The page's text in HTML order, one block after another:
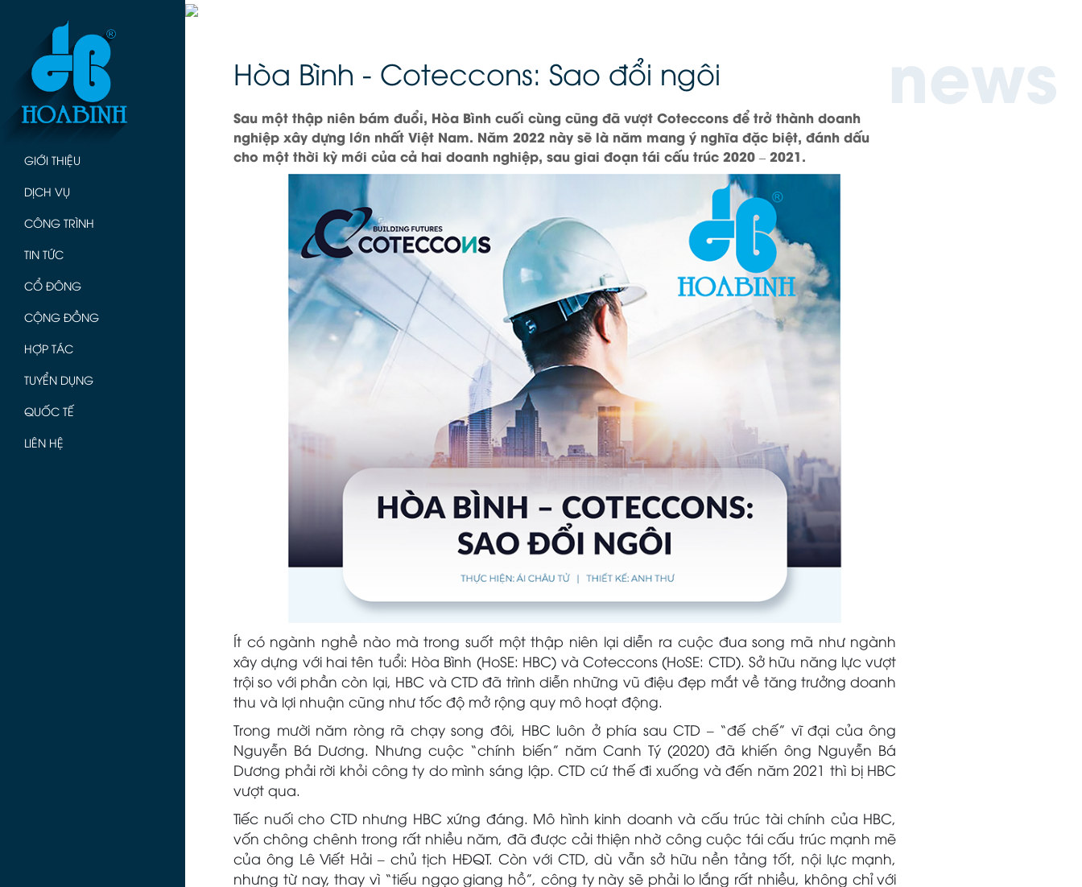
GIỚI THIỆU
DỊCH VỤ
CÔNG TRÌNH
TIN TỨC
CỔ ĐÔNG
CỘNG ĐỒNG
HỢP TÁC
TUYỂN DỤNG
QUỐC TẾ
LIÊN HỆ
Hòa Bình - Coteccons: Sao đổi ngôi news
Sau một thập niên bám đuổi, Hòa Bình cuối cùng cũng đã vượt Coteccons để trở thành doanh
nghiệp xây dựng lớn nhất Việt Nam. Năm 2022 này sẽ là năm mang ý nghĩa đặc biệt, đánh dấu
cho một thời kỳ mới của cả hai doanh nghiệp, sau giai đoạn tái cấu trúc 2020 – 2021.
Ít có ngành nghề nào mà trong suốt một thập niên lại diễn ra cuộc đua song mã như ngành
xây dựng với hai tên tuổi: Hòa Bình (HoSE: HBC) và Coteccons (HoSE: CTD). Sở hữu năng lực vượt
trội so với phần còn lại, HBC và CTD đã trình diễn những vũ điệu đẹp mắt về tăng trưởng doanh
thu và lợi nhuận cũng như tốc độ mở rộng quy mô hoạt động.
Trong mười năm ròng rã chạy song đôi, HBC luôn ở phía sau CTD – “đế chế” vĩ đại của ông
Nguyễn Bá Dương. Nhưng cuộc “chính biến” năm Canh Tý (2020) đã khiến ông Nguyễn Bá
Dương phải rời khỏi công ty do mình sáng lập. CTD cứ thế đi xuống và đến năm 2021 thì bị HBC
vượt qua.
Tiếc nuối cho CTD nhưng HBC xứng đáng. Mô hình kinh doanh và cấu trúc tài chính của HBC,
vốn chông chênh trong rất nhiều năm, đã được cải thiện nhờ công cuộc tái cấu trúc mạnh mẽ
của ông Lê Viết Hải – chủ tịch HĐQT. Còn với CTD, dù vẫn sở hữu nền tảng tốt, nội lực mạnh,
nhưng từ nay, thay vì “tiếu ngạo giang hồ”, công ty này sẽ phải lo lắng rất nhiều, không chỉ với